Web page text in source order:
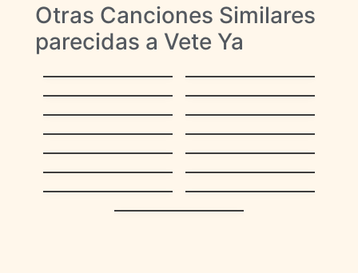
Otras Canciones Similares
parecidas a Vete Ya
Palomo
Azul
La Mejor De Todas
Querida
Mi Buen Amor
Aca Entre Nos
Amor
Estos Celos
Volver Volver
Mujeres Divinas
Olvido
Perdón
Fusilan
Cielo Rojo
Vete Ya Tono F